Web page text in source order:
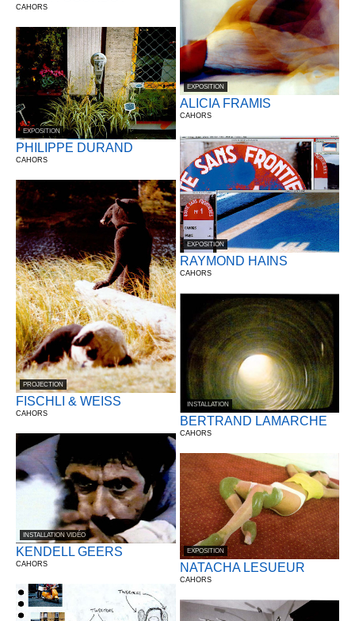
CAHORS
EXPOSITION
PHILIPPE DURAND
CAHORS
PROJECTION
FISCHLI & WEISS
CAHORS
INSTALLATION VIDÉO
KENDELL GEERS
CAHORS
EXPOSITION
ALICIA FRAMIS
CAHORS
EXPOSITION
RAYMOND HAINS
CAHORS
INSTALLATION
BERTRAND LAMARCHE
CAHORS
EXPOSITION
NATACHA LESUEUR
CAHORS